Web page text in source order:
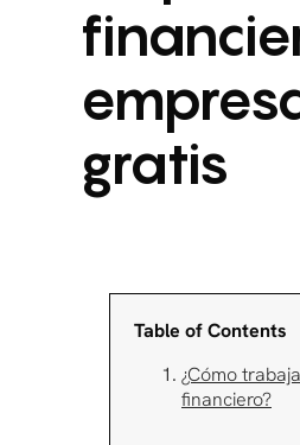
gratis
Table of Contents
¿Cómo
financiero?